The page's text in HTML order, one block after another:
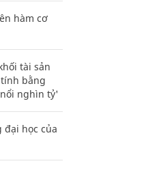
hàm cơ
tài sản
bằng
nghìn tỷ'
học của